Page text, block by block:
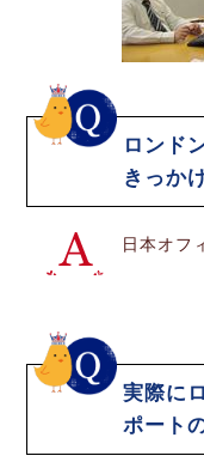
ロンド
きっか
日本オフ
実際に
ポート